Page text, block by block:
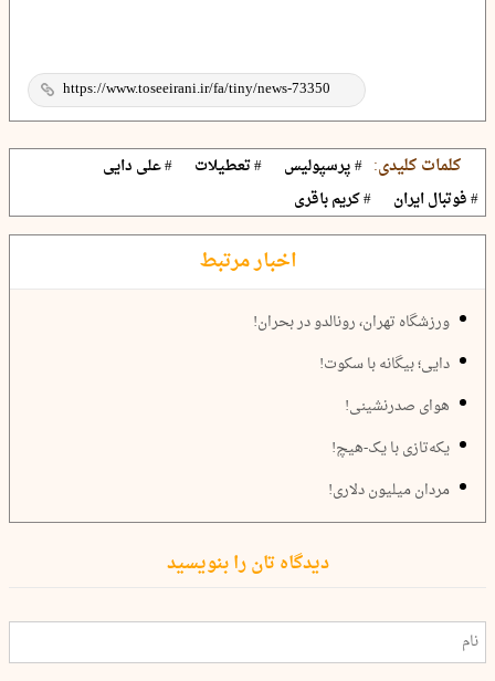
کلمات کلیدی: # پرسپولیس # تعطیلات
# علی دایی
# فوتبال ایران
# کریم باقری
اخبار مرتبط
ورزشگاه تهران، رونالدو در بحران!
دایی؛ بیگانه با سکوت!
هوای صدرنشینی!
یکه‌تازی با یک‌-هیچ!
مردان میلیون دلاری!
دیدگاه تان را بنویسید